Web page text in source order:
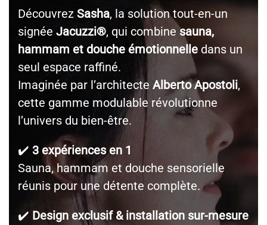
Découvrez Sasha, la solution tout-en-un
signée Jacuzzi®, qui combine sauna,
hammam et douche émotionnelle dans un
seul espace raffiné.
Imaginée par l’architecte Alberto Apostoli,
cette gamme modulable révolutionne
l’univers du bien-être.
✔️ 3 expériences en 1
Sauna, hammam et douche sensorielle
réunis pour une détente complète.
✔️ Design exclusif & installation sur-mesure